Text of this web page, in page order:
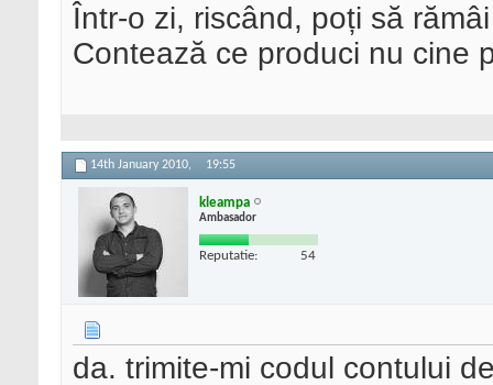
Într-o zi, riscând, poți să
Contează ce produci nu cine
14th January 2010, 19:55
kleampa
Ambasador
Reputatie: 54
da. trimite-mi codul contului